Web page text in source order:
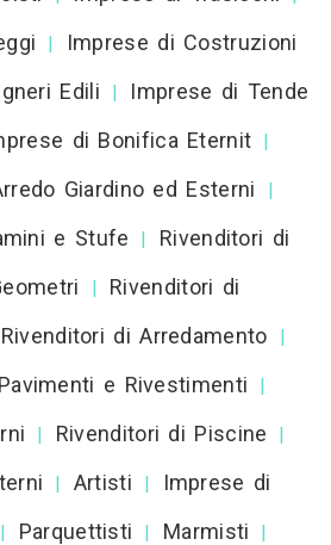
|
Imprese di Costruzioni
Edili |
Imprese di Tende
di Bonifica Eternit |
Giardino ed Esterni |
e Stufe |
Rivenditori di
|
Rivenditori di
Rivenditori di Arredamento |
e Rivestimenti |
| Rivenditori di Piscine |
| Artisti |
Imprese di
| Parquettisti | Marmisti |